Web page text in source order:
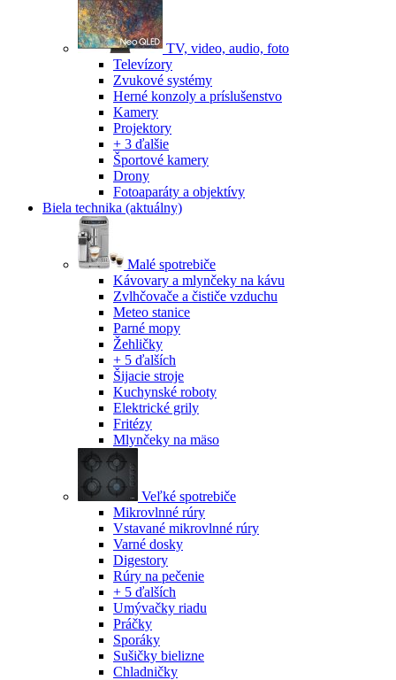
TV, video, audio, foto
Televízory
Zvukové systémy
Herné konzoly a príslušenstvo
Kamery
Projektory
+ 3 ďalšie
Športové kamery
Drony
Fotoaparáty a objektívy
Biela technika (aktuálny)
Malé spotrebiče
Kávovary a mlynčeky na kávu
Zvlhčovače a čističe vzduchu
Meteo stanice
Parné mopy
Žehličky
+ 5 ďalších
Šijacie stroje
Kuchynské roboty
Elektrické grily
Fritézy
Mlynčeky na mäso
Veľké spotrebiče
Mikrovlnné rúry
Vstavané mikrovlnné rúry
Varné dosky
Digestory
Rúry na pečenie
+ 5 ďalších
Umývačky riadu
Práčky
Sporáky
Sušičky bielizne
Chladničky